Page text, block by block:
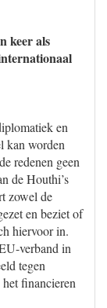
keer als
en
kan worden
redenen geen
de Houthi’s
zowel de
en beziet of
hiervoor in.
verband in
tegen
financieren